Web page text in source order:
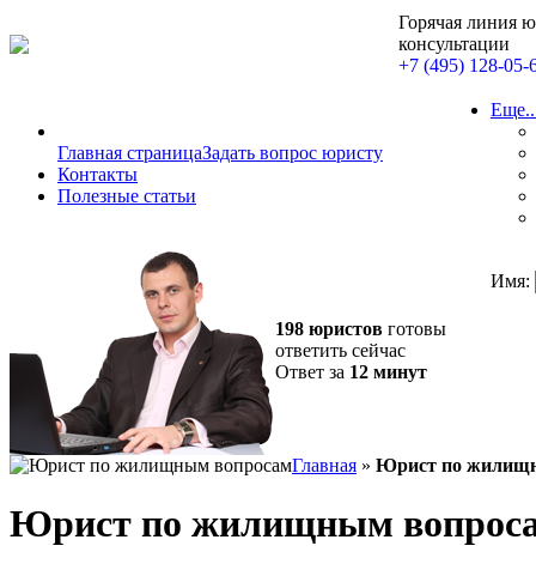
Горячая линия
консультации
+7 (495) 128-05-
Главная страницаЗадать вопрос юристу
Контакты
Полезные статьи
198 юристов готовы
ответить сейчас
Ответ за 12 минут
Имя:
Главная » Юрист по
Юрист по жилищным